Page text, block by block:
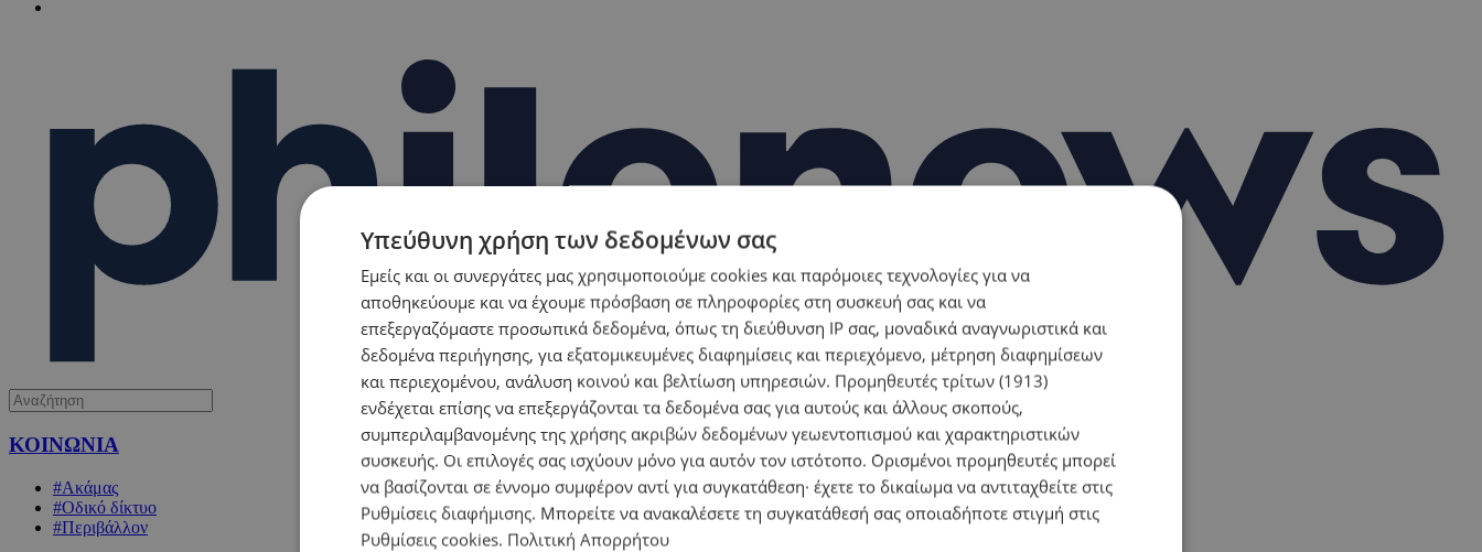
ΚΟΙΝΩΝΙΑ
#Ακάμας
#Οδικό δίκτυο
#Περιβάλλον
Υπεύθυνη χρήση των δεδομένων σας
Εμείς και οι συνεργάτες μας χρησιμοποιούμε cookies και παρόμοιες τεχνολογίες για να
αποθηκεύουμε και να έχουμε πρόσβαση σε πληροφορίες στη συσκευή σας και να
επεξεργαζόμαστε προσωπικά δεδομένα, όπως τη διεύθυνση IP σας, μοναδικά αναγνωριστικά και
δεδομένα περιήγησης, για εξατομικευμένες διαφημίσεις και περιεχόμενο, μέτρηση διαφημίσεων
και περιεχομένου, ανάλυση κοινού και βελτίωση υπηρεσιών. Προμηθευτές τρίτων (1913)
ενδέχεται επίσης να επεξεργάζονται τα δεδομένα σας για αυτούς και άλλους σκοπούς,
συμπεριλαμβανομένης της χρήσης ακριβών δεδομένων γεωεντοπισμού και χαρακτηριστικών
συσκευής. Οι επιλογές σας ισχύουν μόνο για αυτόν τον ιστότοπο. Ορισμένοι προμηθευτές μπορεί
να βασίζονται σε έννομο συμφέρον αντί για συγκατάθεση· έχετε το δικαίωμα να αντιταχθείτε στις
Ρυθμίσεις διαφήμισης. Μπορείτε να ανακαλέσετε τη συγκατάθεσή σας οποιαδήποτε στιγμή στις
Ρυθμίσεις cookies. Πολιτική Απορρήτου